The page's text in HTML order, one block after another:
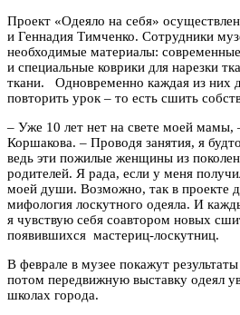
Проект «Одеяло на себя»
и Геннадия Тимченко. Сотрудники
необходимые материалы:
и специальные коврики для нарезки
ткани. Одновременно каждая из них
повторить урок – то есть сшить
– Уже 10 лет нет на свете моей мамы,
Коршакова. – Проводя занятия, я
ведь эти пожилые женщины из
родителей. Я рада, если у меня
моей души. Возможно, так в проекте
мифология лоскутного одеяла. И
я чувствую себя соавтором новых
появившихся мастериц-лоскутниц.
В феврале в музее покажут
потом передвижную выставку одеял
школах города.